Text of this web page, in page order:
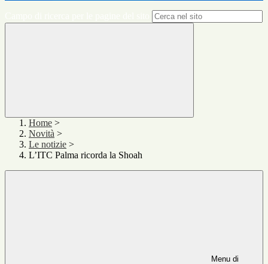
Home >
Novità >
Le notizie >
L’ITC Palma ricorda la Shoah
Menu di